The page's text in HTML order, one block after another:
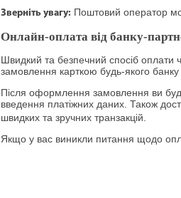
Зверніть увагу: Поштовий оператор
Онлайн-оплата від банку-
Швидкий та безпечний спосіб оплати
замовлення карткою будь-якого банку
Після оформлення замовлення ви
введення платіжних даних. Також
швидких та зручних транзакцій.
Якщо у вас виникли питання щодо